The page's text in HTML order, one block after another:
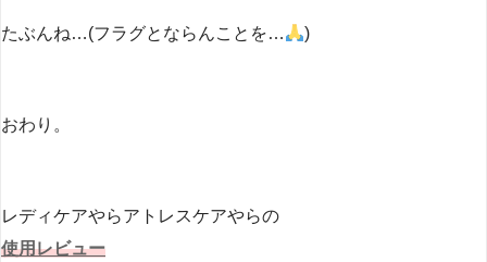
たぶんね…(フラグとならんことを… )
おわり。
レディケアやらアトレスケアやらの
使用レビュー